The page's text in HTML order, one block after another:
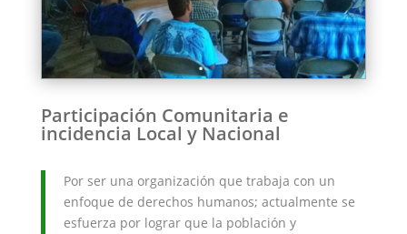
Participación Comunitaria e
incidencia Local y Nacional
Por ser una organización que trabaja con un
enfoque de derechos humanos; actualmente se
esfuerza por lograr que la población y